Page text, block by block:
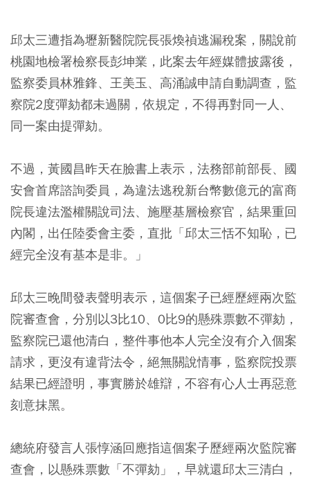
邱太三遭指為壢新醫院院長張煥禎逃漏稅案，關說前
桃園地檢署檢察長彭坤業，此案去年經媒體披露後，
監察委員林雅鋒、王美玉、高涌誠申請自動調查，監
察院2度彈劾都未過關，依規定，不得再對同一人、
同一案由提彈劾。
不過，黃國昌昨天在臉書上表示，法務部前部長、國
安會首席諮詢委員，為違法逃稅新台幣數億元的富商
院長違法濫權關說司法、施壓基層檢察官，結果重回
內閣，出任陸委會主委，直批「邱太三恬不知恥，已
經完全沒有基本是非。」
邱太三晚間發表聲明表示，這個案子已經歷經兩次監
院審查會，分別以3比10、0比9的懸殊票數不彈劾，
監察院已還他清白，整件事他本人完全沒有介入個案
請求，更沒有違背法令，絕無關說情事，監察院投票
結果已經證明，事實勝於雄辯，不容有心人士再惡意
刻意抹黑。
總統府發言人張惇涵回應指這個案子歷經兩次監院審
查會，以懸殊票數「不彈劾」，早就還邱太三清白，